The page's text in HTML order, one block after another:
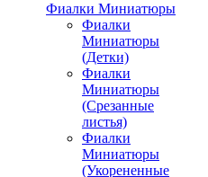
Фиалки Миниатюры
Фиалки
Миниатюры
(Детки)
Фиалки
Миниатюры
(Срезанные
листья)
Фиалки
Миниатюры
(Укорененные